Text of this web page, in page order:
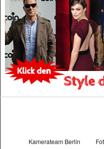
Kamerateam Berlin